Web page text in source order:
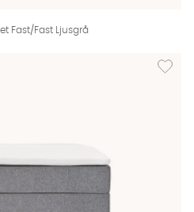
Fast/Fast Ljusgrå
Lägg